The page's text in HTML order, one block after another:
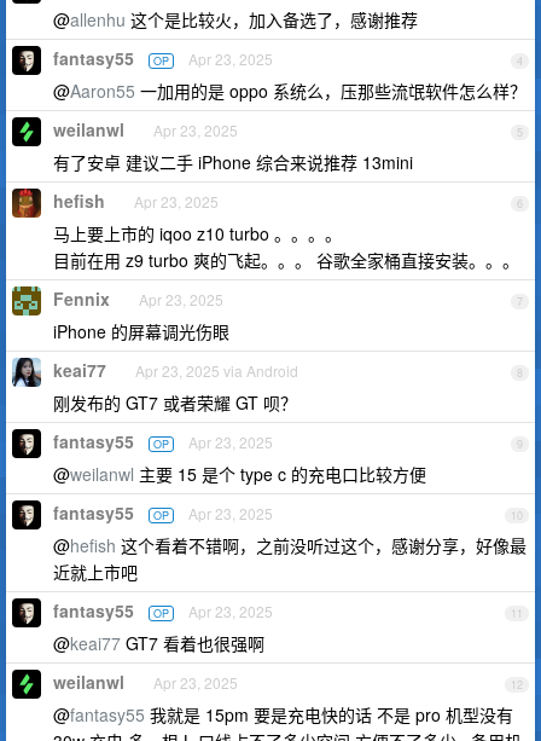
@allenhu 这个是比较火，加入备选了，感谢推荐
4
fantasy55 OP Apr 23, 2025
@Aaron55 一加用的是 oppo 系统么，压那些流氓软件怎么样？
5
weilanwl Apr 23, 2025
有了安卓 建议二手 iPhone 综合来说推荐 13mini
6
hefish Apr 23, 2025
马上要上市的 iqoo z10 turbo 。。。。
目前在用 z9 turbo 爽的飞起。。。 谷歌全家桶直接安装。。。
7
Fennix Apr 23, 2025
iPhone 的屏幕调光伤眼
8
keai77 Apr 23, 2025 via Android
刚发布的 GT7 或者荣耀 GT 呗？
9
fantasy55 OP Apr 23, 2025
@weilanwl 主要 15 是个 type c 的充电口比较方便
10
fantasy55 OP Apr 23, 2025
@hefish 这个看着不错啊，之前没听过这个，感谢分享，好像最
近就上市吧
11
fantasy55 OP Apr 23, 2025
@keai77 GT7 看着也很强啊
12
weilanwl Apr 23, 2025
@fantasy55 我就是 15pm 要是充电快的话 不是 pro 机型没有